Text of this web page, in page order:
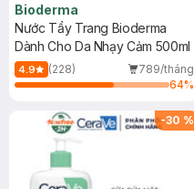
Bioderma
Nước Tẩy Trang Bioderma
Dành Cho Da Nhạy Cảm 500ml
4.9 (228)
789/tháng
64%
-30 %